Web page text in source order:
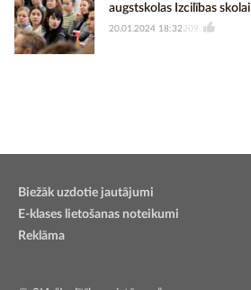
augstskolas Izcilības skolai
20.01.2024 18:32 209
Biežāk uzdotie jautājumi
E-klases lietošanas noteikumi
Reklāma